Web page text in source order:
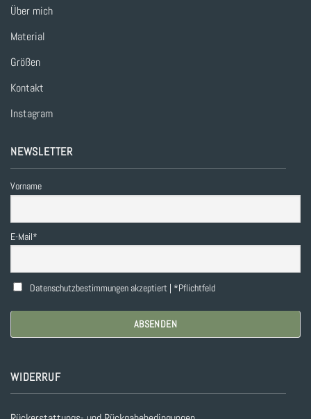
Über mich
Material
Größen
Kontakt
Instagram
NEWSLETTER
Vorname
E-Mail*
Datenschutzbestimmungen akzeptiert | *Pflichtfeld
WIDERRUF